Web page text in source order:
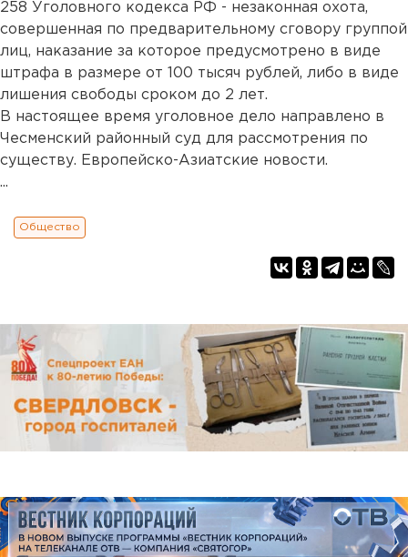
258 Уголовного кодекса РФ - незаконная охота,
совершенная по предварительному сговору группой
лиц, наказание за которое предусмотрено в виде
штрафа в размере от 100 тысяч рублей, либо в виде
лишения свободы сроком до 2 лет.
В настоящее время уголовное дело направлено в
Чесменский районный суд для рассмотрения по
существу. Европейско-Азиатские новости.
...
Общество